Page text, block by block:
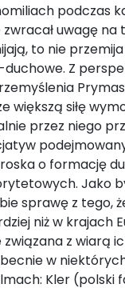
podczas
uwagę na
to nie
Z
większą siłę
przez niego
o formację
Jako
sprawę z tego,
niż w krajach
z wiarą
w
Kler (polski